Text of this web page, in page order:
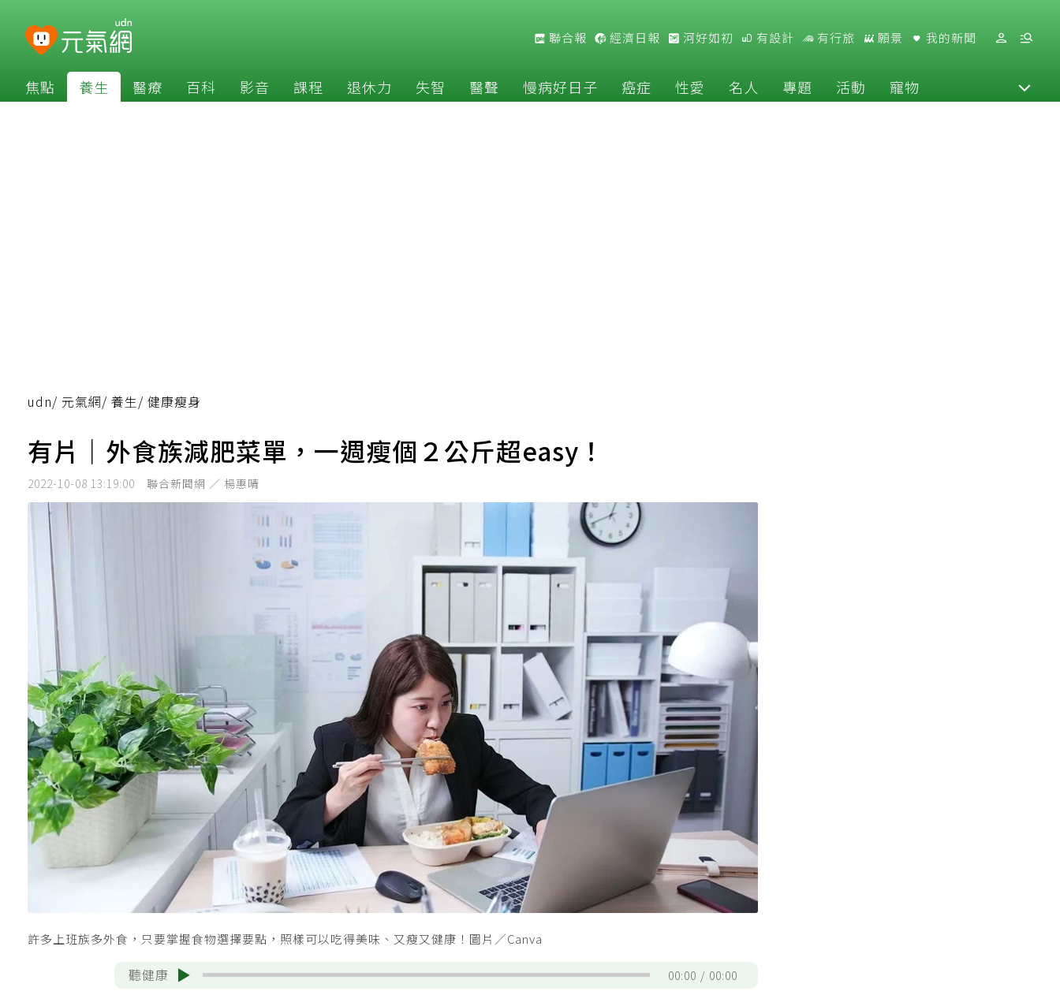
聯合報 經濟日報 河好如初 有設計 有行旅 願景 我的新聞
焦點 養生 醫療 百科 影音 課程 退休力 失智 醫聲 慢病好日子 癌症 性愛 名人 專題 活動 寵物
udn/ 元氣網/ 養生/ 健康瘦身
有片｜外食族減肥菜單，一週瘦個２公斤超easy！
2022-10-08 13:19:00 聯合新聞網 ／ 楊惠晴
許多上班族多外食，只要掌握食物選擇要點，照樣可以吃得美味、又瘦又健康！圖片／Canva
聽健康 00:00 00:00